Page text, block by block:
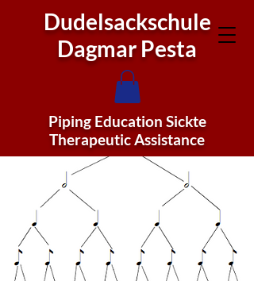
Dudelsackschule
Dagmar Pesta
Piping Education Sickte
Therapeutic Assistance